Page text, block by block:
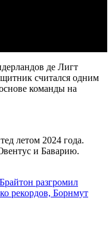
де Лигт
считался одним
команды на
летом 2024 года.
и Баварию.
разгромил
рекордов, Борнмут